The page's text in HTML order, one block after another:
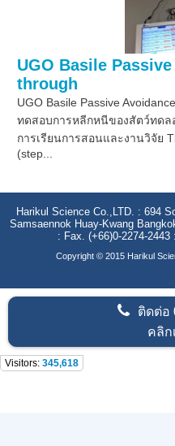
UGO Basile
through
UGO Basile Passive
ทดสอบการหลีกหนีของสัตว์ทดล
การเรียนการสอนและงานวิจัย
(step...
Harikul Science Co.,LTD. : 694
Samsaennok Huay-Kwang
: Fax. (+66)0-2274-2443
Copyright © 2015 Harikul
ติดต่อ
คลิก
Visitors: 345,618